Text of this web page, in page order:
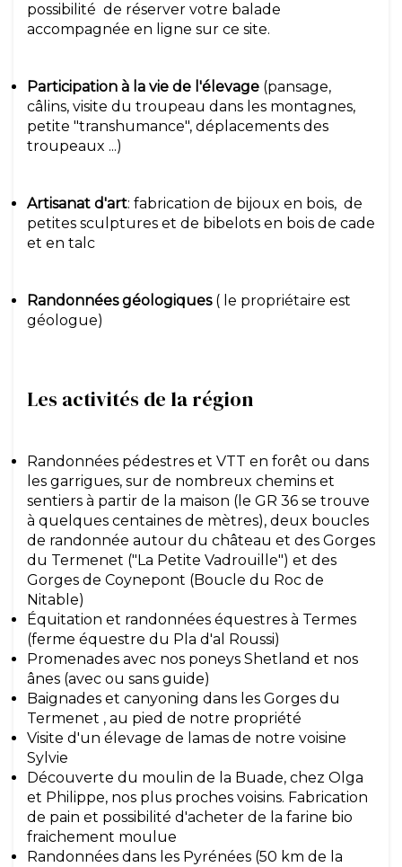
possibilité de réserver votre balade
accompagnée en ligne sur ce site.
Participation à la vie de l'élevage (pansage,
câlins, visite du troupeau dans les montagnes,
petite "transhumance", déplacements des
troupeaux ...)
Artisanat d'art: fabrication de bijoux en bois, de
petites sculptures et de bibelots en bois de cade
et en talc
Randonnées géologiques( le propriétaire est
géologue)
Les activités de la région
Randonnées pédestres et VTT en forêt ou dans
les garrigues, sur de nombreux chemins et
sentiers à partir de la maison (le GR 36 se trouve
à quelques centaines de mètres), deux boucles
de randonnée autour du château et des Gorges
du Termenet ("La Petite Vadrouille") et des
Gorges de Coynepont (Boucle du Roc de
Nitable)
Équitation et randonnées équestres à Termes
(ferme équestre du Pla d'al Roussi)
Promenades avec nos poneys Shetland et nos
ânes (avec ou sans guide)
Baignades et canyoning dans les Gorges du
Termenet , au pied de notre propriété
Visite d'un élevage de lamas de notre voisine
Sylvie
Découverte du moulin de la Buade, chez Olga
et Philippe, nos plus proches voisins. Fabrication
de pain et possibilité d'acheter de la farine bio
fraichement moulue
Randonnées dans les Pyrénées (50 km de la